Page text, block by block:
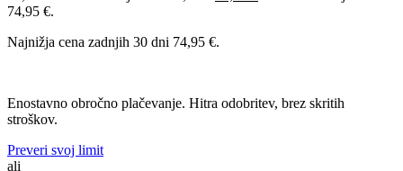
74,95 €.
Najnižja cena zadnjih 30 dni 74,95 €.
Enostavno obročno plačevanje. Hitra odobritev, brez skritih
stroškov.
Preveri svoj limit
ali